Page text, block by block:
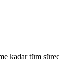
kadar tüm